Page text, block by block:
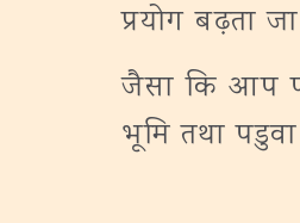
प्रयोग बढ़ता
जैसा कि आप
भूमि तथा